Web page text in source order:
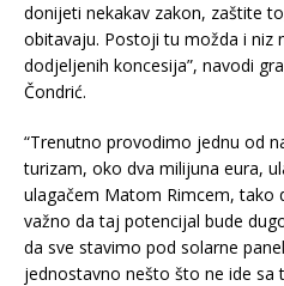
donijeti nekakav zakon, zaštite
obitavaju. Postoji tu možda i niz
dodjeljenih koncesija”, navodi
Čondrić.
“Trenutno provodimo jednu od
turizam, oko dva milijuna eura,
ulagačem Matom Rimcem, tako
važno da taj potencijal bude
da sve stavimo pod solarne
jednostavno nešto što ne ide sa